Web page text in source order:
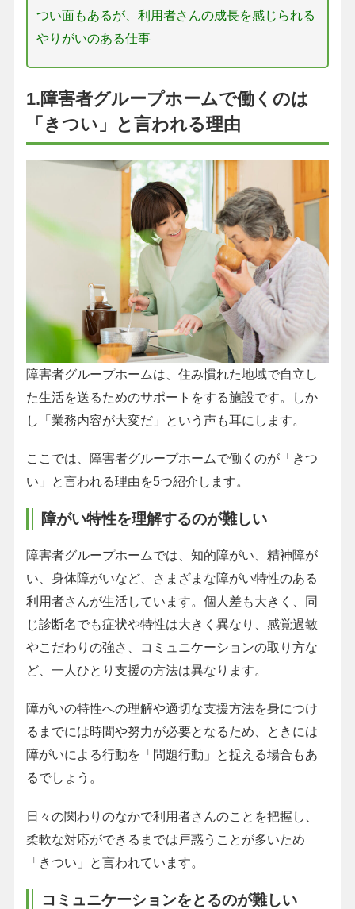
つい面もあるが、利用者さんの成長を感じられる
やりがいのある仕事
1.障害者グループホームで働くのは
「きつい」と言われる理由
障害者グループホームは、住み慣れた地域で自立し
た生活を送るためのサポートをする施設です。しか
し「業務内容が大変だ」という声も耳にします。
ここでは、障害者グループホームで働くのが「きつ
い」と言われる理由を5つ紹介します。
障がい特性を理解するのが難しい
障害者グループホームでは、知的障がい、精神障が
い、身体障がいなど、さまざまな障がい特性のある
利用者さんが生活しています。個人差も大きく、同
じ診断名でも症状や特性は大きく異なり、感覚過敏
やこだわりの強さ、コミュニケーションの取り方な
ど、一人ひとり支援の方法は異なります。
障がいの特性への理解や適切な支援方法を身につけ
るまでには時間や努力が必要となるため、ときには
障がいによる行動を「問題行動」と捉える場合もあ
るでしょう。
日々の関わりのなかで利用者さんのことを把握し、
柔軟な対応ができるまでは戸惑うことが多いため
「きつい」と言われています。
コミュニケーションをとるのが難しい